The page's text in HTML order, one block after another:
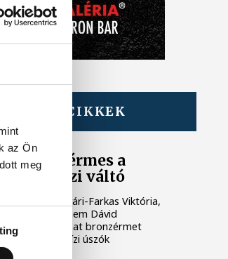
az Ön
meg
TOVÁBBI CIKKEK
bronzérmes a
nyíltvízi váltó
Bettina, Mihályvári-Farkas Viktória,
Kristóf, Betlehem Dávid
magyar csapat bronzérmet
a nyíltvízi úszók